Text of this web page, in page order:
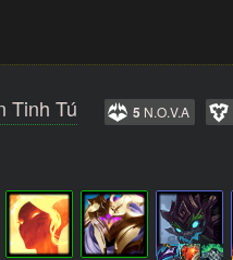
Tinh Tú 5 N.O.V.A